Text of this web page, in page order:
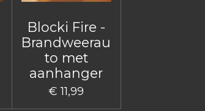
Blocki Fire -
Brandweerau
to met
aanhanger
€ 11,99